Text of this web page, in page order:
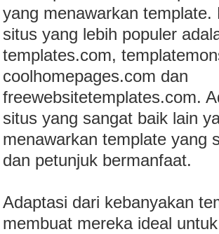
yang menawarkan template.
situs yang lebih populer
templates.com,
coolhomepages.com dan
freewebsitetemplates.com.
situs yang sangat baik lain
menawarkan template yang
dan petunjuk bermanfaat.
Adaptasi dari kebanyakan
membuat mereka ideal